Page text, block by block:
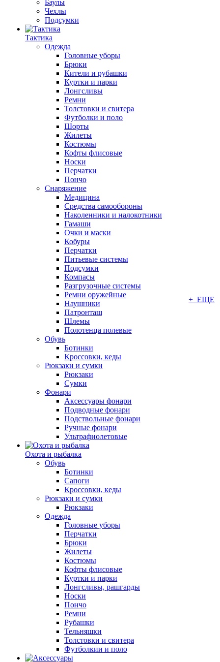
Баулы
Чехлы
Подсумки
Тактика
Одежда
Головные уборы
Брюки
Кители и рубашки
Куртки и парки
Лонгсливы
Ремни
Толстовки и свитера
Футболки и поло
Шорты
Жилеты
Костюмы
Кофты флисовые
Носки
Перчатки
Пончо
Снаряжение
Медицина
Средства самообороны
Наколенники и налокотники
Гамаши
Очки и маски
Кобуры
Перчатки
Питьевые системы
Подсумки
Компасы
Разгрузочные системы
Ремни оружейные
Наушники
Патронташ
Шлемы
Полотенца полевые
Обувь
Ботинки
Кроссовки, кеды
Рюкзаки и сумки
Рюкзаки
Сумки
Фонари
Аксессуары фонари
Подводные фонари
Подствольные фонари
Ручные фонари
Ультрафиолетовые
Охота и рыбалка
Обувь
Ботинки
Сапоги
Кроссовки, кеды
Рюкзаки и сумки
Рюкзаки
Одежда
Головные уборы
Перчатки
Брюки
Жилеты
Костюмы
Кофты флисовые
Куртки и парки
Лонгсливы, рашгарды
Носки
Пончо
Ремни
Рубашки
Тельняшки
Толстовки и свитера
Футболкии и поло
+ ЕЩЕ